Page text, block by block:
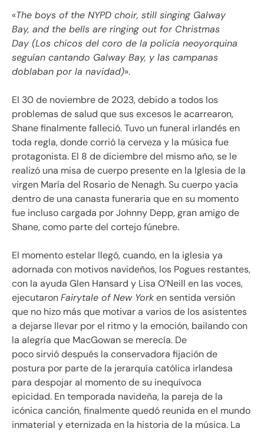
«The boys of the NYPD choir, still singing Galway
Bay, and the bells are ringing out for Christmas
Day (Los chicos del coro de la policía neoyorquina
seguían cantando Galway Bay, y las campanas
doblaban por la navidad)».
El 30 de noviembre de 2023, debido a todos los
problemas de salud que sus excesos le acarrearon,
Shane finalmente falleció. Tuvo un funeral irlandés en
toda regla, donde corrió la cerveza y la música fue
protagonista. El 8 de diciembre del mismo año, se le
realizó una misa de cuerpo presente en la Iglesia de la
virgen María del Rosario de Nenagh. Su cuerpo yacía
dentro de una canasta funeraria que en su momento
fue incluso cargada por Johnny Depp, gran amigo de
Shane, como parte del cortejo fúnebre.
El momento estelar llegó, cuando, en la iglesia ya
adornada con motivos navideños, los Pogues restantes,
con la ayuda Glen Hansard y Lisa O’Neill en las voces,
ejecutaronFairytale of New Yorken sentida versión
que no hizo más que motivar a varios de los asistentes
a dejarse llevar por el ritmo y la emoción, bailando con
la alegría que MacGowan se merecía. De
poco sirvió después la conservadora fijación de
postura por parte de la jerarquía católica irlandesa
para despojar al momento de su inequívoca
epicidad. En temporada navideña, la pareja de la
icónica canción, finalmente quedó reunida en el mundo
inmaterial y eternizada en la historia de la música. La